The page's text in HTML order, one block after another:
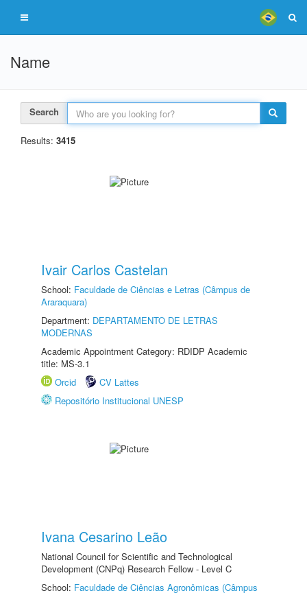
Name
Search
Results: 3415
Ivair Carlos Castelan
School: Faculdade de Ciências e Letras (Câmpus de
Araraquara)
Department: DEPARTAMENTO DE LETRAS
MODERNAS
Academic Appointment Category: RDIDP Academic
title: MS-3.1
Orcid
CV Lattes
Repositório Institucional UNESP
Ivana Cesarino Leão
National Council for Scientific and Technological
Development (CNPq) Research Fellow - Level C
School: Faculdade de Ciências Agronômicas (Câmpus